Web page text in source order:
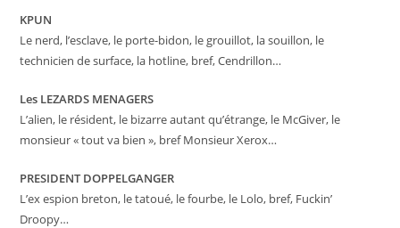
KPUN
Le nerd, l’esclave, le porte-bidon, le grouillot, la souillon, le
technicien de surface, la hotline, bref, Cendrillon…
Les LEZARDS MENAGERS
L’alien, le résident, le bizarre autant qu’étrange, le McGiver, le
monsieur « tout va bien », bref Monsieur Xerox…
PRESIDENT DOPPELGANGER
L’ex espion breton, le tatoué, le fourbe, le Lolo, bref, Fuckin’
Droopy…